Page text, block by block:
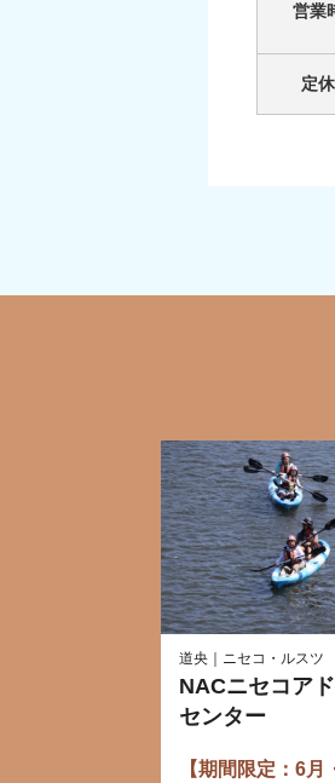
営業
定
道央｜ニセコ・ルスツ
NACニセコア
センター
【期間限定：6